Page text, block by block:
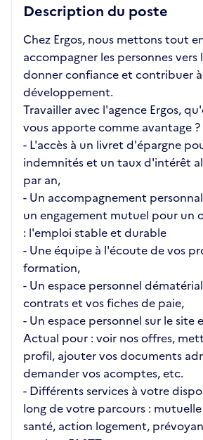
Description du poste
Chez Ergos, nous mettons tout
accompagner les personnes
donner confiance et contribuer
développement.
Travailler avec l'agence Ergos,
vous apporte comme avantage ?
- L'accès à un livret d'épargne
indemnités et un taux d'intérêt
par an,
- Un accompagnement
un engagement mutuel pour un
: l'emploi stable et durable
- Une équipe à l'écoute de vos
formation,
- Un espace personnel
contrats et vos fiches de paie,
- Un espace personnel sur le
Actual pour : voir nos offres,
profil, ajouter vos documents
demander vos acomptes, etc.
- Différents services à votre
long de votre parcours :
santé, action logement,